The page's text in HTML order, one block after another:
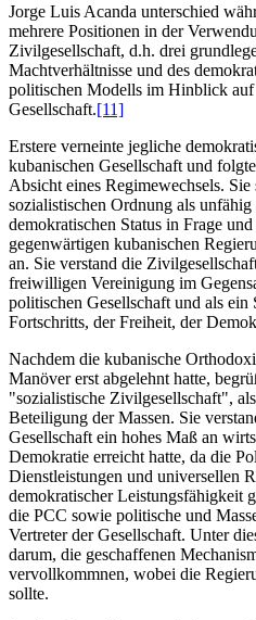
Jorge Luis Acanda unterschied
mehrere Positionen in der
Zivilgesellschaft, d.h. drei
Machtverhältnisse und des
politischen Modells im Hinblick
Gesellschaft.[11]
Erstere verneinte jegliche
kubanischen Gesellschaft und
Absicht eines Regimewechsels.
sozialistischen Ordnung als
demokratischen Status in Frage
gegenwärtigen kubanischen
an. Sie verstand die
freiwilligen Vereinigung im
politischen Gesellschaft und als ein
Fortschritts, der Freiheit, der
Nachdem die kubanische
Manöver erst abgelehnt hatte,
"sozialistische Zivilgesellschaft",
Beteiligung der Massen. Sie
Gesellschaft ein hohes Maß an
Demokratie erreicht hatte, da die
Dienstleistungen und universellen
demokratischer Leistungsfähigkeit
die PCC sowie politische und
Vertreter der Gesellschaft. Unter
darum, die geschaffenen
vervollkommnen, wobei die
sollte.